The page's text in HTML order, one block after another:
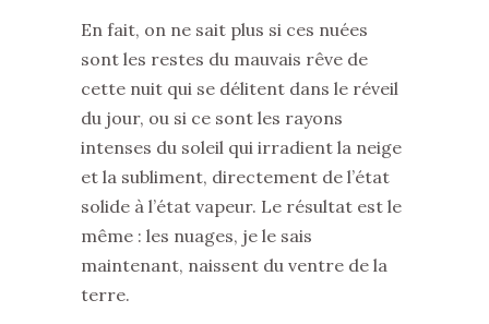
En fait, on ne sait plus si ces nuées
sont les restes du mauvais rêve de
cette nuit qui se délitent dans le réveil
du jour, ou si ce sont les rayons
intenses du soleil qui irradient la neige
et la subliment, directement de l’état
solide à l’état vapeur. Le résultat est le
même : les nuages, je le sais
maintenant, naissent du ventre de la
terre.